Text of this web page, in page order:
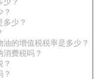
少？
？
多少？
的增值税税率是多少？
消费税吗？
？
？